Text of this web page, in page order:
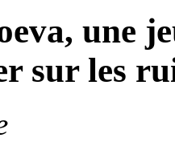
une
sur les